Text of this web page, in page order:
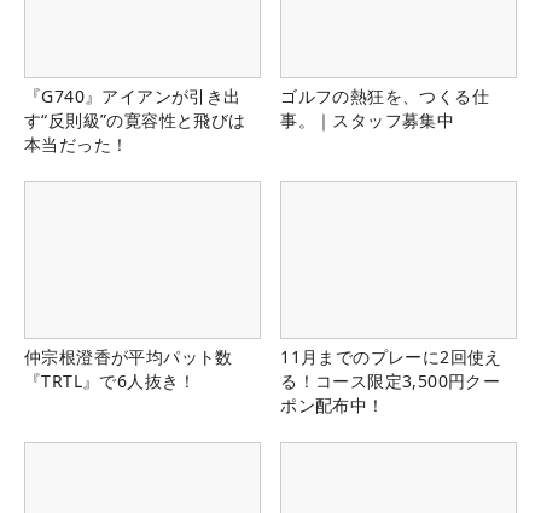
『G740』アイアンが引き出
す“反則級”の寛容性と飛びは
本当だった！
ゴルフの熱狂を、つくる仕
事。｜スタッフ募集中
仲宗根澄香が平均パット数
『TRTL』で6人抜き！
11月までのプレーに2回使え
る！コース限定3,500円クー
ポン配布中！